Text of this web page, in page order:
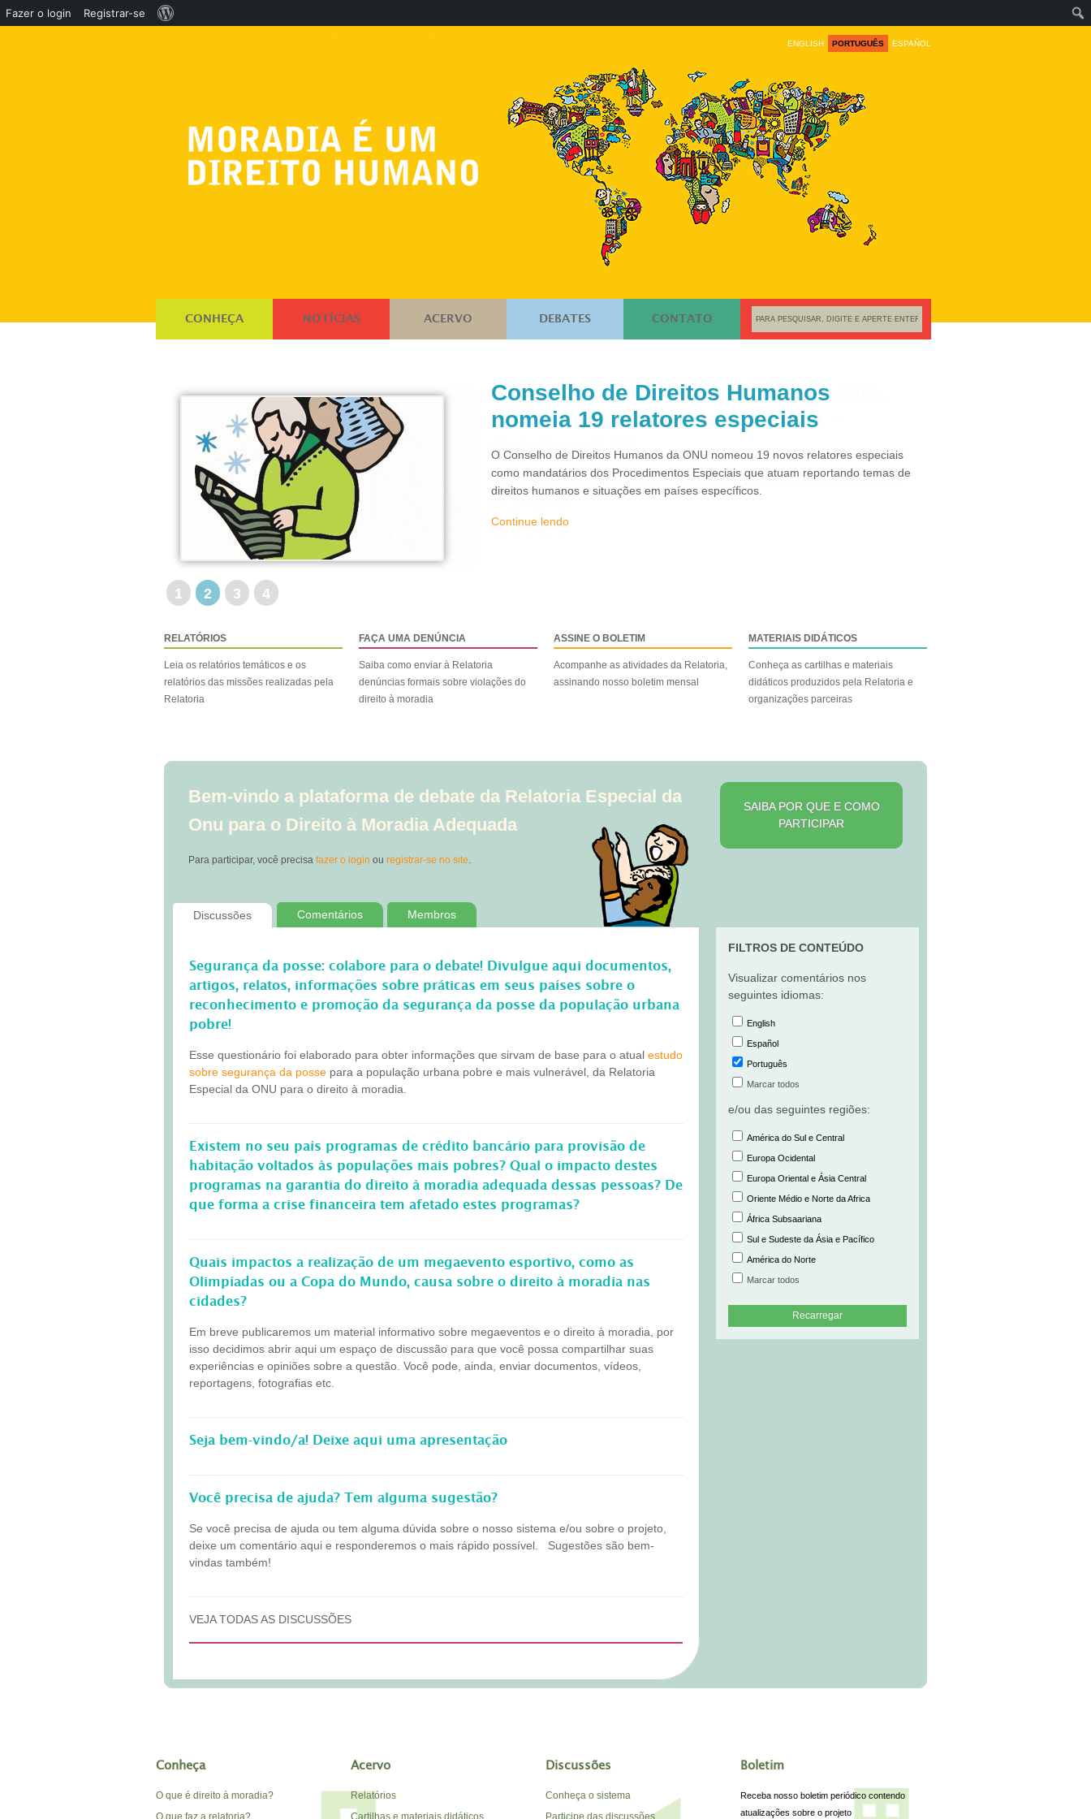
ENGLISH PORTUGUÊS ESPAÑOL
CONHEÇA NOTÍCIAS ACERVO DEBATES CONTATO
Conselho de Direitos Humanos
nomeia 19 relatores especiais
O Conselho de Direitos Humanos da ONU nomeou 19 novos relatores especiais
como mandatários dos Procedimentos Especiais que atuam reportando temas de
direitos humanos e situações em países específicos.
Continue lendo
1 2 3 4
RELATÓRIOS
Leia os relatórios temáticos e os
relatórios das missões realizadas pela
Relatoria
FAÇA UMA DENÚNCIA
Saiba como enviar à Relatoria
denúncias formais sobre violações do
direito à moradia
ASSINE O BOLETIM
Acompanhe as atividades da Relatoria,
assinando nosso boletim mensal
MATERIAIS DIDÁTICOS
Conheça as cartilhas e materiais
didáticos produzidos pela Relatoria e
organizações parceiras
Bem-vindo a plataforma de debate da Relatoria Especial da
Onu para o Direito à Moradia Adequada
SAIBA POR QUE E COMO
PARTICIPAR
Para participar, você precisa fazer o login ou registrar-se no site.
Discussões Comentários Membros
Segurança da posse: colabore para o debate! Divulgue aqui documentos,
artigos, relatos, informações sobre práticas em seus países sobre o
reconhecimento e promoção da segurança da posse da população urbana
pobre!
Esse questionário foi elaborado para obter informações que sirvam de base para o atual estudo
sobre segurança da posse para a população urbana pobre e mais vulnerável, da Relatoria
Especial da ONU para o direito à moradia.
Existem no seu país programas de crédito bancário para provisão de
habitação voltados às populações mais pobres? Qual o impacto destes
programas na garantia do direito à moradia adequada dessas pessoas? De
que forma a crise financeira tem afetado estes programas?
Quais impactos a realização de um megaevento esportivo, como as
Olimpíadas ou a Copa do Mundo, causa sobre o direito à moradia nas
cidades?
Em breve publicaremos um material informativo sobre megaeventos e o direito à moradia, por
isso decidimos abrir aqui um espaço de discussão para que você possa compartilhar suas
experiências e opiniões sobre a questão. Você pode, ainda, enviar documentos, vídeos,
reportagens, fotografias etc.
Seja bem-vindo/a! Deixe aqui uma apresentação
Você precisa de ajuda? Tem alguma sugestão?
Se você precisa de ajuda ou tem alguma dúvida sobre o nosso sistema e/ou sobre o projeto,
deixe um comentário aqui e responderemos o mais rápido possível. Sugestões são bem-
vindas também!
VEJA TODAS AS DISCUSSÕES
FILTROS DE CONTEÚDO
Visualizar comentários nos
seguintes idiomas:
English
Español
Português
Marcar todos
e/ou das seguintes regiões:
América do Sul e Central
Europa Ocidental
Europa Oriental e Ásia Central
Oriente Médio e Norte da Africa
África Subsaariana
Sul e Sudeste da Ásia e Pacífico
América do Norte
Marcar todos
Recarregar
Conheça
O que é direito à moradia?
O que faz a relatoria?
Acervo
Relatórios
Cartilhas e materiais didáticos
Discussões
Conheça o sistema
Participe das discussões
Boletim
Receba nosso boletim periódico contendo
atualizações sobre o projeto
Fazer o login Registrar-se